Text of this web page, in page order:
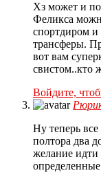
Хз может и
Феликса
спортдиром и
трансферы.
вот вам
свистом..кто
Войдите,
Ну теперь все
полтора два
желание идти